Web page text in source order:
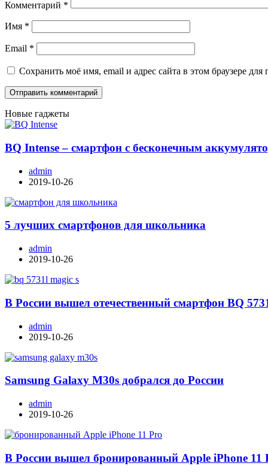
Комментарий *
Имя *
Email *
Сохранить моё имя, email и адрес сайта в этом браузере
Новые гаджеты
BQ Intense – смартфон с бесконечным
admin
2019-10-26
5 лучших смартфонов для школьника
admin
2019-10-26
В России вышел отечественный смартфон BQ
admin
2019-10-26
Samsung Galaxy M30s добрался до России
admin
2019-10-26
В России вышел бронированный Apple iPhone 11